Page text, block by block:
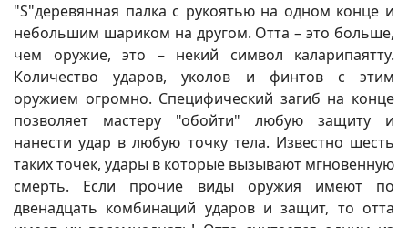
"S"деревянная палка с рукоятью на одном конце и
небольшим шариком на другом. Отта – это больше,
чем оружие, это – некий символ каларипаятту.
Количество ударов, уколов и финтов с этим
оружием огромно. Специфический загиб на конце
позволяет мастеру "обойти" любую защиту и
нанести удар в любую точку тела. Известно шесть
таких точек, удары в которые вызывают мгновенную
смерть. Если прочие виды оружия имеют по
двенадцать комбинаций ударов и защит, то отта